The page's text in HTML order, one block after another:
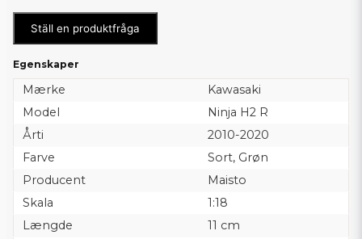
Ställ en produktfråga
Egenskaper
Mærke
Kawasaki
Model
Ninja H2 R
Årti
2010-2020
Farve
Sort, Grøn
Producent
Maisto
Skala
1:18
Længde
11 cm